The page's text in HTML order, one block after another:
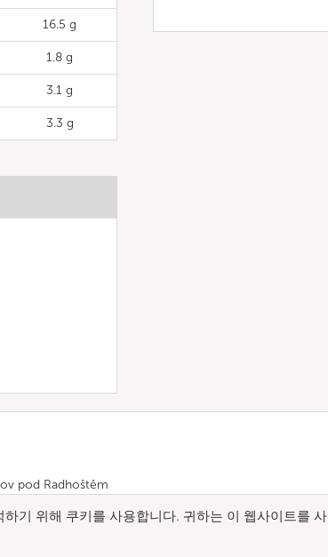
16.5 g
1.8 g
3.1 g
3.3 g
pod Radhoštěm
기 위해 쿠키를 사용합니다. 귀하는 이 웹사이트를 사